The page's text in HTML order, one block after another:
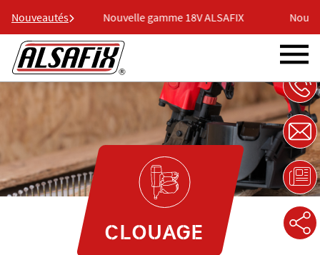
Nouveautés
ALSAFIX Nouvelle gamme 18V ALSAFIX
CLOUAGE